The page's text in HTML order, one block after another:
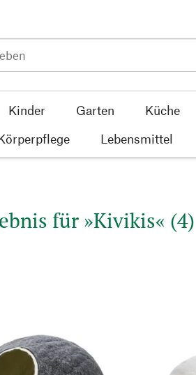
Kinder Garten Küche
Lebensmittel
für »Kivikis« (4)